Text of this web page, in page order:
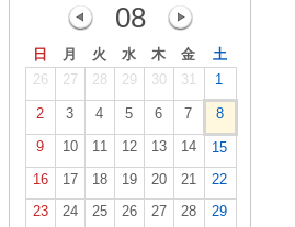
08
日 月 火 水 木 金
土
26
27 28 29 30 31 1
2 3 4 5 6 7
8
9
10 11 12 13 14
15
16
17 18 19 20 21
22
23
24 25 26 27 28
29